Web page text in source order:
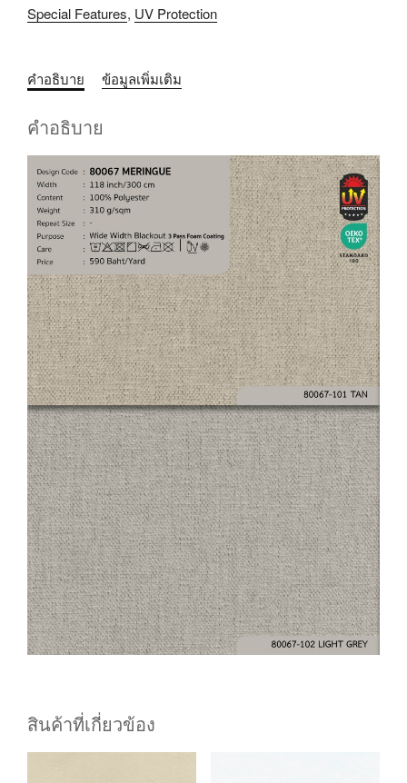
Special Features, UV Protection
คำอธิบาย ข้อมูลเพิ่มเติม
คำอธิบาย
สินค้าที่เกี่ยวข้อง